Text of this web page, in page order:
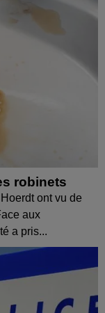
robinets
ont vu de
aux
a pris...